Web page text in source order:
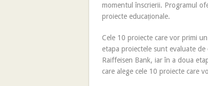
momentul înscrierii. Programul
proiecte educaționale.
Cele 10 proiecte care vor primi
etapa proiectele sunt evaluate
Raiffeisen Bank, iar în a doua
care alege cele 10 proiecte care